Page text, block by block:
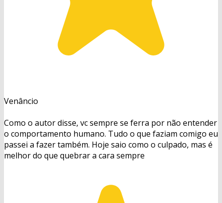
Venâncio
Como o autor disse, vc sempre se ferra por não entender
o comportamento humano. Tudo o que faziam comigo eu
passei a fazer também. Hoje saio como o culpado, mas é
melhor do que quebrar a cara sempre